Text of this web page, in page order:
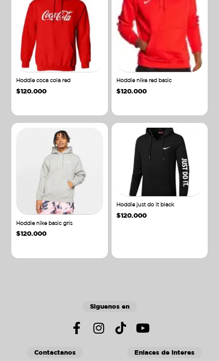
Hoddie coca cola red
$120.000
Hoddie nike red basic
$120.000
Hoddie nike basic gris
$120.000
Hoddie just do it black
$120.000
Siguenos en
Contactanos Enlaces de interes